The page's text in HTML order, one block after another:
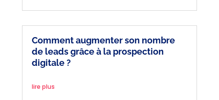
Comment augmenter son nombre
de leads grâce à la prospection
digitale ?
lire plus